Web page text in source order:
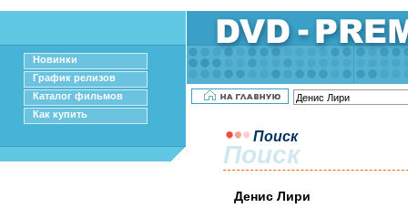
Новинки
График релизов
Каталог фильмов
Как купить
Поиск
Поиск
Денис Лири